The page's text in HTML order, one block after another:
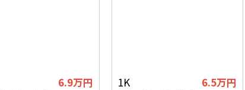
6.9万円 1K 6.5万円